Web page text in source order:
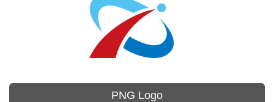
PNG Logo